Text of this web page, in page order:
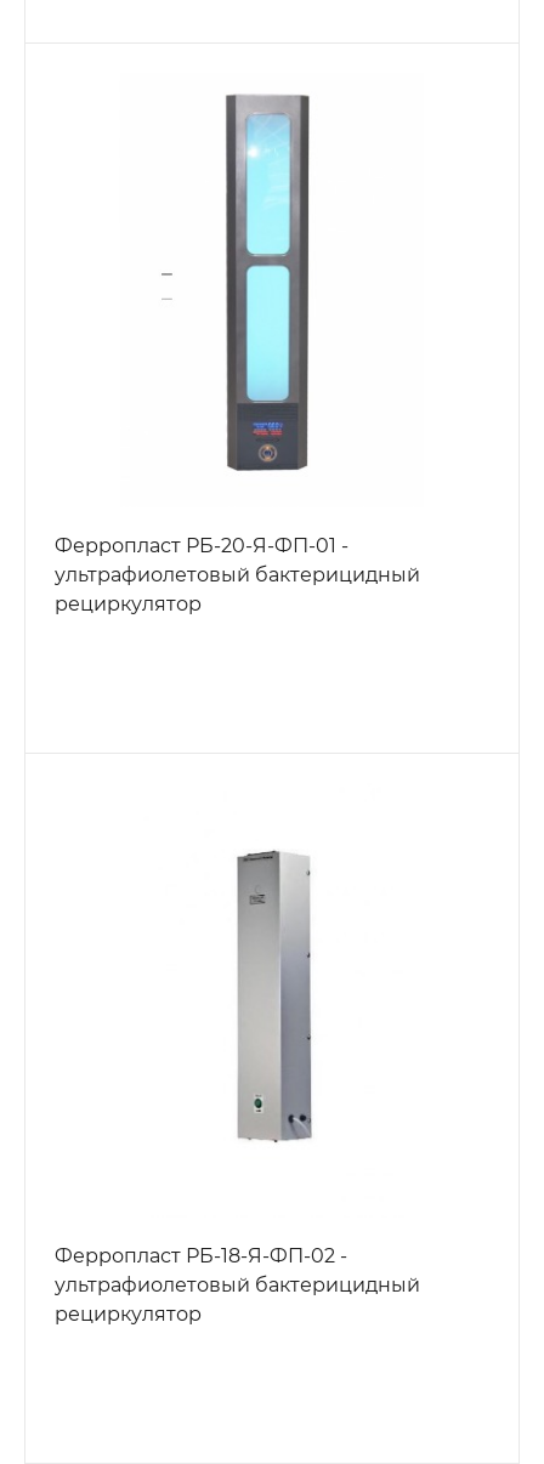
Ферропласт РБ-20-Я-ФП-01 -
ультрафиолетовый бактерицидный
рециркулятор
Ферропласт РБ-18-Я-ФП-02 -
ультрафиолетовый бактерицидный
рециркулятор